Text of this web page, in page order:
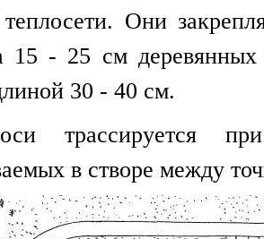
Они
15 - 25 см деревянных
30 - 40 см.
трассируется
в створе между